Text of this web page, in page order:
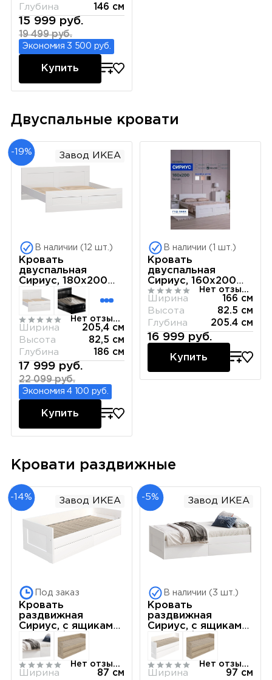
Глубина 146 см
15 999 руб.
19 499 руб.
Экономия 3 500 руб.
Купить
Двуспальные кровати
-19% Завод ИКЕА
В наличии (12 шт.)
Кровать
двуспальная
Сириус, 180х200
см, белая
Нет отзывов
Ширина
205,4 см
Высота
82,5 см
Глубина
186 см
17 999 руб.
22 099 руб.
Экономия 4 100 руб.
Купить
В наличии (1 шт.)
Кровать
двуспальная
Сириус, 160х200
см, белая
Нет отзывов
Ширина
166 см
Высота
82.5 см
Глубина
205.4 см
16 999 руб.
Купить
Кровати раздвижные
-14% Завод ИКЕА
Под заказ
Кровать
раздвижная
Сириус, с ящиками,
80х200/160х200
см, белая
Нет отзывов
Ширина
87 см
-5% Завод ИКЕА
В наличии (3 шт.)
Кровать
раздвижная
Сириус, с ящиками,
90х200/180х200
см, белая
Нет отзывов
Ширина
97 см